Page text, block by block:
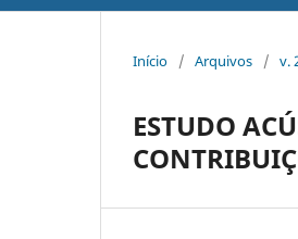
Início / Arquivos / v.
ESTUDO